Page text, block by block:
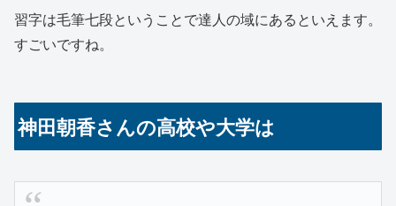
習字は毛筆七段ということで達人の域にあるといえます。
すごいですね。
神田朝香さんの高校や大学は